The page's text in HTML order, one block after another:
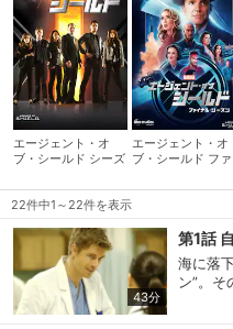
エージェント・オ
ブ・シールド シーズ
エージェント・オ
ブ・シールド ファ
22件中1～22件を表示
43分
第1話
海に落
ン”。そ